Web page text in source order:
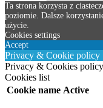
Ta strona korzysta z
poziomie. Dalsze
użycie.
Cookies settings
Accept
Privacy & Cookie policy
Privacy & Cookies policy
Cookies list
Cookie name Active